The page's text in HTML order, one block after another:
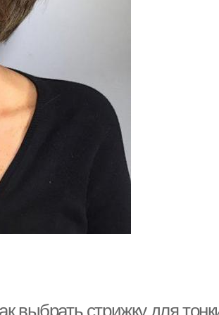
выбрать стрижку для